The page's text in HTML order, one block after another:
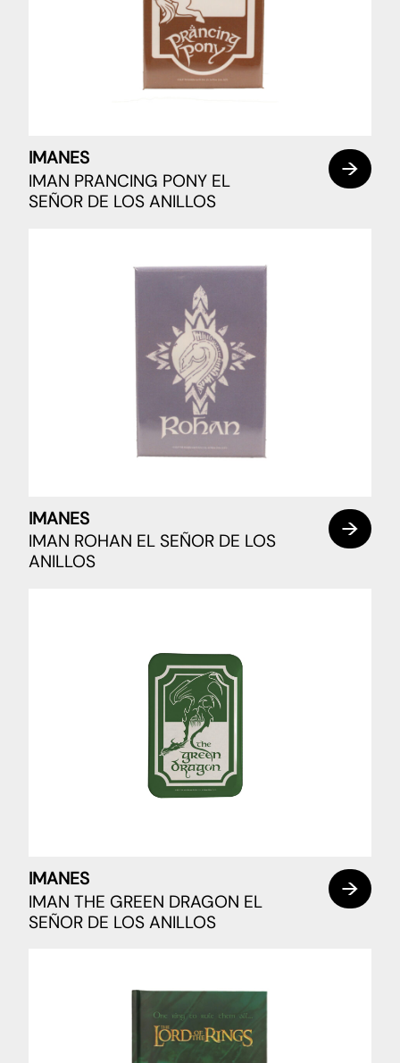
IMANES
IMAN PRANCING PONY EL
SEÑOR DE LOS ANILLOS
IMANES
IMAN ROHAN EL SEÑOR DE LOS
ANILLOS
IMANES
IMAN THE GREEN DRAGON EL
SEÑOR DE LOS ANILLOS